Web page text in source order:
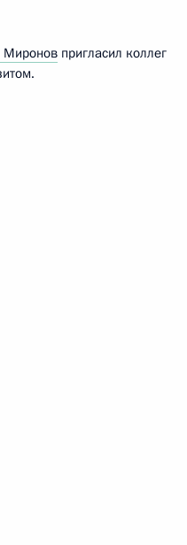
Миронов пригласил коллег